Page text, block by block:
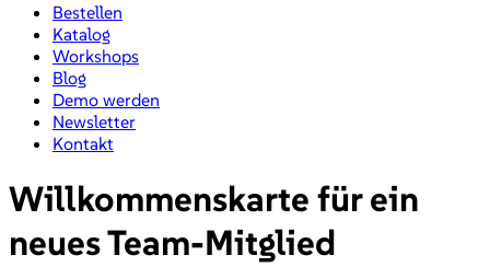
Bestellen
Katalog
Workshops
Blog
Demo werden
Newsletter
Kontakt
Willkommenskarte für ein
neues Team-Mitglied